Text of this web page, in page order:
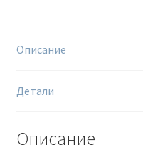
Описание
Детали
Описание